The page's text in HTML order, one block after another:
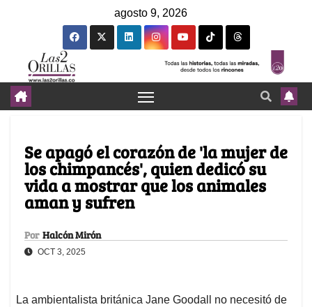
agosto 9, 2026
Se apagó el corazón de 'la mujer de
los chimpancés', quien dedicó su
vida a mostrar que los animales
aman y sufren
Por Halcón Mirón
OCT 3, 2025
La ambientalista británica Jane Goodall no necesitó de